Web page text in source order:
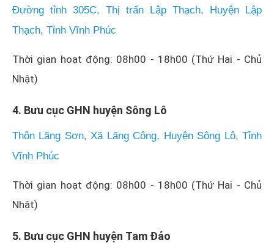
Đường tỉnh 305C, Thị trấn Lập Thạch, Huyện Lập
Thạch, Tỉnh Vĩnh Phúc
Thời gian hoạt động: 08h00 - 18h00 (Thứ Hai - Chủ
Nhật)
4. Bưu cục GHN huyện Sông Lô
Thôn Lãng Sơn, Xã Lãng Công, Huyện Sông Lô, Tỉnh
Vĩnh Phúc
Thời gian hoạt động: 08h00 - 18h00 (Thứ Hai - Chủ
Nhật)
5. Bưu cục GHN huyện Tam Đảo